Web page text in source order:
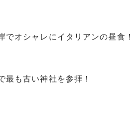
でオシャレにイタリアンの昼食！
最も古い神社を参拝！